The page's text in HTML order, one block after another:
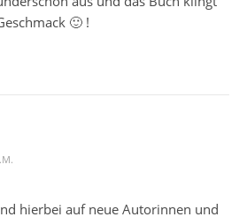
🙂 !
hierbei auf neue Autorinnen und